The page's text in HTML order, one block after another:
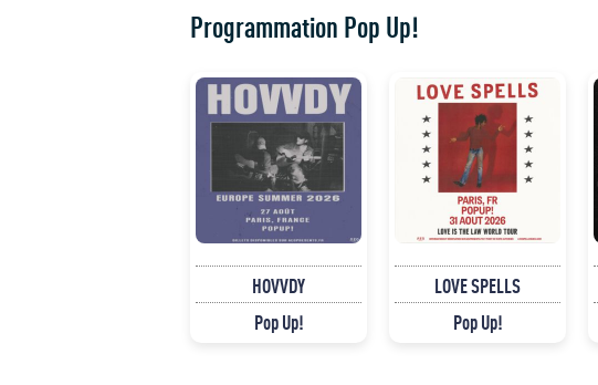
Programmation Pop Up!
HOVVDY
Pop Up!
LOVE SPELLS
Pop Up!